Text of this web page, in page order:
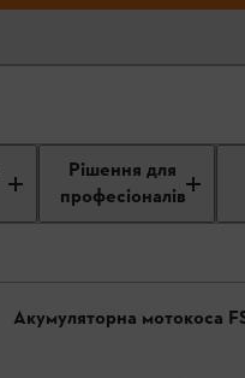
Рішення для
професіоналів
Акумуляторна мотокоса